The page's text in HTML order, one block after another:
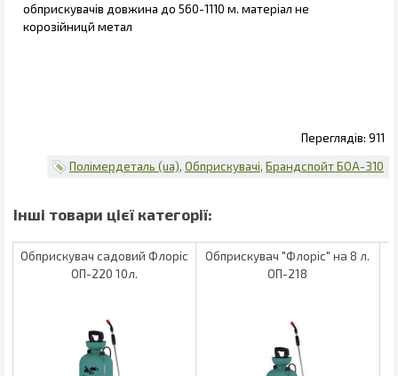
обприскувачів довжина до 560-1110 м. матеріал не
корозійницй метал
911
Полімердеталь (ua) Обприскувачі Брандспойт БОА-310
Обприскувач садовий Флоріс
ОП-220 10л.
Обприскувач "Флоріс" на 8 л.
ОП-218